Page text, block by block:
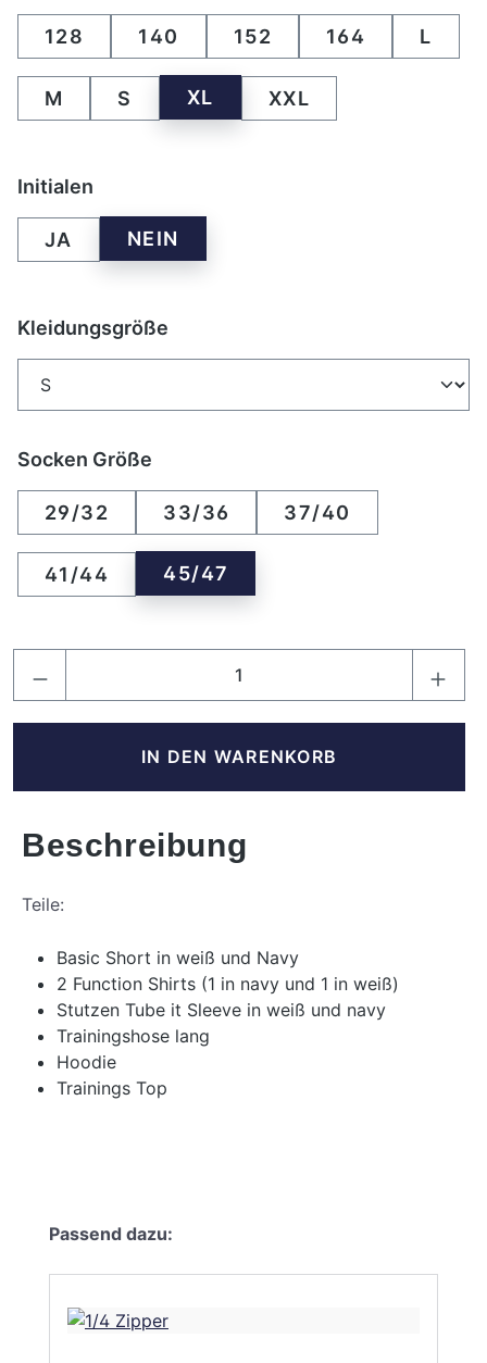
128 140 152 164 L
M S XL XXL
Initialen
JA NEIN
Kleidungsgröße
Socken Größe
29/32 33/36 37/40
41/44 45/47
Produkt Anzahl: Gib den gewünschten
IN DEN WARENKORB
Beschreibung
Teile:
Basic Short in weiß und Navy
2 Function Shirts (1 in navy und 1 in weiß)
Stutzen Tube it Sleeve in weiß und navy
Trainingshose lang
Hoodie
Trainings Top
Produktgalerie überspringen
Passend dazu: